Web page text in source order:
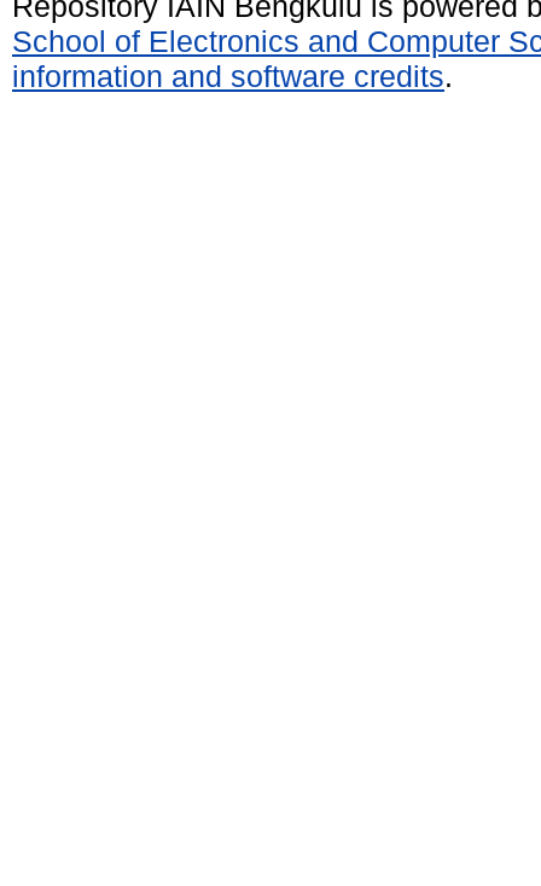
School of Electronics and Computer
information and software credits.